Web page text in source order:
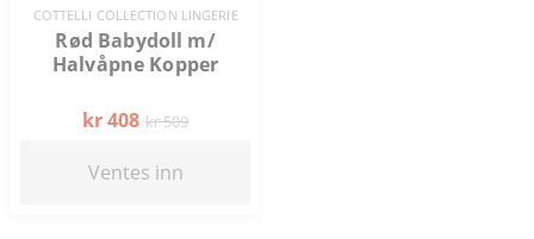
COTTELLI COLLECTION LINGERIE
Rød Babydoll m/
Halvåpne Kopper
kr 408 kr 509
Ventes inn